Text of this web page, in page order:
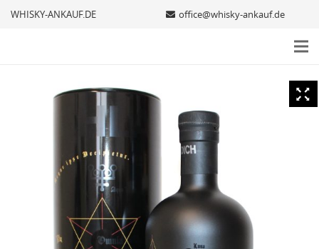
WHISKY-ANKAUF.DE office@whisky-ankauf.de